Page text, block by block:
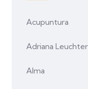
Acupuntura
Adriana
Alma